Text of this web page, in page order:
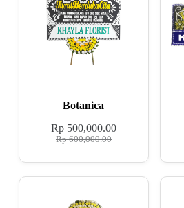
Botanica
Rp600,000.00
Rp500,000.00